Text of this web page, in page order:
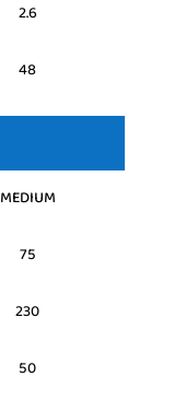
2.6
48
MEDIUM
75
230
50